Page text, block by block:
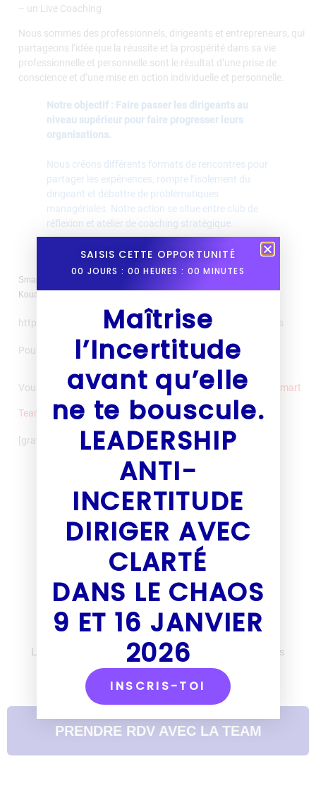
– un Live Coaching
Nous sommes des professionnels, dirigeants et entrepreneurs, qui
partageons l’idée que la réussite et la prospérité dans sa vie
professionnelle et personnelle sont le résultat d’une prise de
conscience et d’une mise en action individuelle et personnelle.
Notre objectif : Faire passer les dirigeants au
niveau supérieur pour faire progresser leurs
organisations.
Nous créons différents formats de rencontres pour
partager les expériences, rompre l’isolement du
dirigeant et débattre de problématiques
managériales. Notre action se situe entre club de
réflexion et atelier de coaching stratégique.
Smart AfterWork au Bushman Café- 18 Janvier 2018 -Guest Laureen
Kouassi Olsson
https://www.youtube.com/watch?v=VcMRHxQUDzw&t=38s
Pour participer à notre SMART AFTERWORK
Vous pouvez voir toutes nos vidéos sur : Smart
Team Tv
[gravityform id= »2″ title= »true » description= »false »]
Tu as un besoin ?
Parlons-en.
Les partenariats fructueux commencent par les bonnes
questions.
La Smart Team est à l'écoute.
PRENDRE RDV AVEC LA TEAM
SAISIS CETTE OPPORTUNITÉ
00 JOURS : 00 HEURES : 00 MINUTES
Maîtrise
l’Incertitude
avant qu’elle
ne te bouscule.
LEADERSHIP
ANTI-
INCERTITUDE
DIRIGER AVEC
CLARTÉ
DANS LE CHAOS
9 ET 16 JANVIER
2026
INSCRIS-TOI